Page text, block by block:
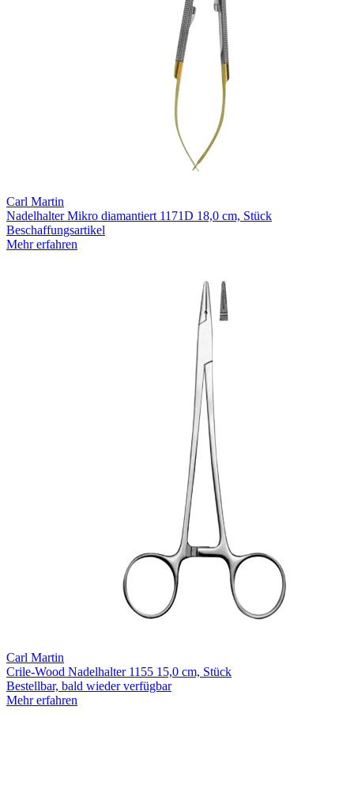
Carl Martin
Nadelhalter Mikro diamantiert 1171D 18,0 cm, Stück
Beschaffungsartikel
Mehr erfahren
Carl Martin
Crile-Wood Nadelhalter 1155 15,0 cm, Stück
Bestellbar, bald wieder verfügbar
Mehr erfahren